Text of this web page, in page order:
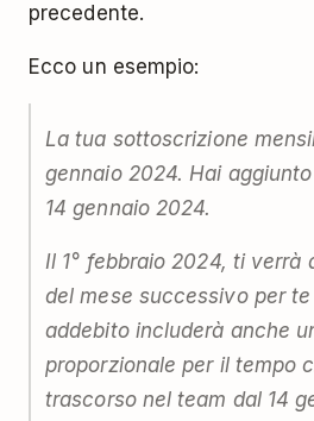
precedente.
Ecco un esempio:
La tua sottoscrizione
gennaio 2024. Hai
14 gennaio 2024.
Il 1° febbraio 2024, ti verrà
del mese successivo per
addebito includerà anche
proporzionale per il tempo
trascorso nel team dal 14